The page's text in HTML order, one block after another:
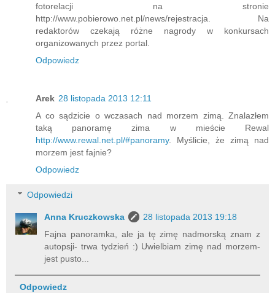
fotorelacji na stronie
http://www.pobierowo.net.pl/news/rejestracja. Na
redaktorów czekają różne nagrody w konkursach
organizowanych przez portal.
Odpowiedz
Arek 28 listopada 2013 12:11
A co sądzicie o wczasach nad morzem zimą. Znalazłem
taką panoramę zima w mieście Rewal
http://www.rewal.net.pl/#panoramy. Myślicie, że zimą nad
morzem jest fajnie?
Odpowiedz
Odpowiedzi
Anna Kruczkowska
28 listopada 2013 19:18
Fajna panoramka, ale ja tę zimę nadmorską znam z
autopsji- trwa tydzień :) Uwielbiam zimę nad morzem-
jest pusto...
Odpowiedz